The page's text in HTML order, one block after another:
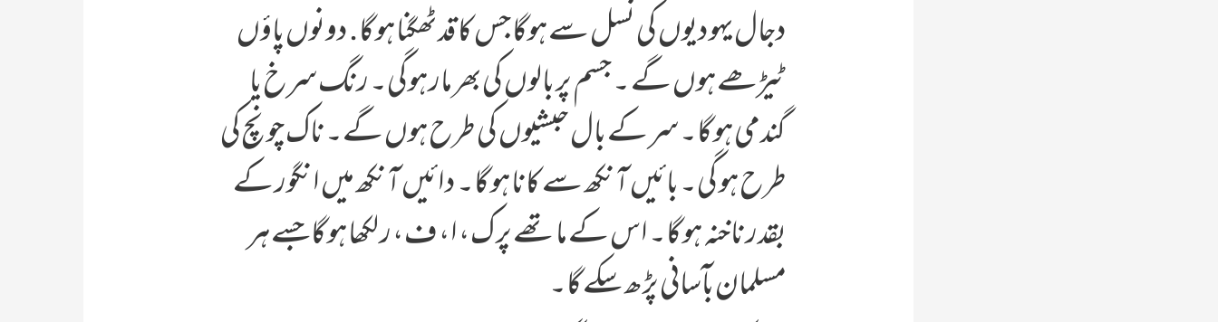
دجال یہودیوں کی نسل سے ہوگا جس کا قد ٹھگنا ہو گا. دونوں پاؤں
ٹیڑھے ہوں گے ۔ جسم پر بالوں کی بھر مار ہوگی۔ رنگ سرخ یا
گندمی ہو گا۔ سر کے بال حبشیوں کی طرح ہوں گے۔ ناک چونچ کی
طرح ہو گی۔ بائیں آنکھ سے کانا ہو گا۔ دائیں آنکھ میں انگور کے
بقدر ناخنہ ہو گا۔ اس کے ماتھے پر ک، ا، ف، ر لکھا ہو گا جسے ہر
مسلمان بآسانی پڑھ سکے گا۔